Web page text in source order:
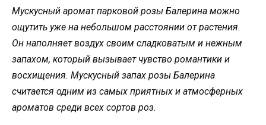
Мускусный аромат парковой розы Балерина можно
ощутить уже на небольшом расстоянии от растения.
Он наполняет воздух своим сладковатым и нежным
запахом, который вызывает чувство романтики и
восхищения. Мускусный запах розы Балерина
считается одним из самых приятных и атмосферных
ароматов среди всех сортов роз.